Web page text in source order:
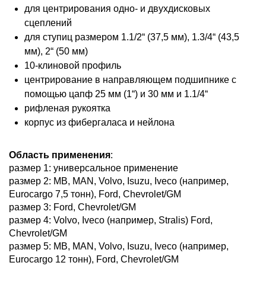
для центрирования одно- и двухдисковых
сцеплений
для ступиц размером 1.1/2“ (37,5 мм), 1.3/4“ (43,5
мм), 2“ (50 мм)
10-клиновой профиль
центрирование в направляющем подшипнике с
помощью цапф 25 мм (1“) и 30 мм и 1.1/4“
рифленая рукоятка
корпус из фибергаласа и нейлона
Область применения:
размер 1: универсальное применение
размер 2: MB, MAN, Volvo, Isuzu, Iveco (например,
Eurocargo 7,5 тонн), Ford, Chevrolet/GM
размер 3: Ford, Chevrolet/GM
размер 4: Volvo, Iveco (например, Stralis) Ford,
Chevrolet/GM
размер 5: MB, MAN, Volvo, Isuzu, Iveco (например,
Eurocargo 12 тонн), Ford, Chevrolet/GM